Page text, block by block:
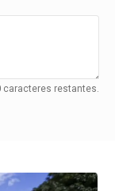
caracteres restantes.